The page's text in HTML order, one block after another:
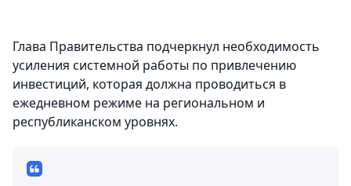
Глава Правительства подчеркнул необходимость
усиления системной работы по привлечению
инвестиций, которая должна проводиться в
ежедневном режиме на региональном и
республиканском уровнях.